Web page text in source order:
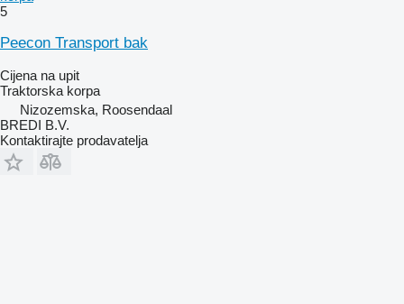
5
Peecon Transport bak
Cijena na upit
Traktorska korpa
Nizozemska, Roosendaal
BREDI B.V.
Kontaktirajte prodavatelja